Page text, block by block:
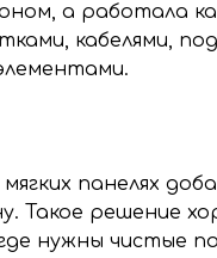
а работала
кабелями,
панелях
Такое решение
нужны чистые